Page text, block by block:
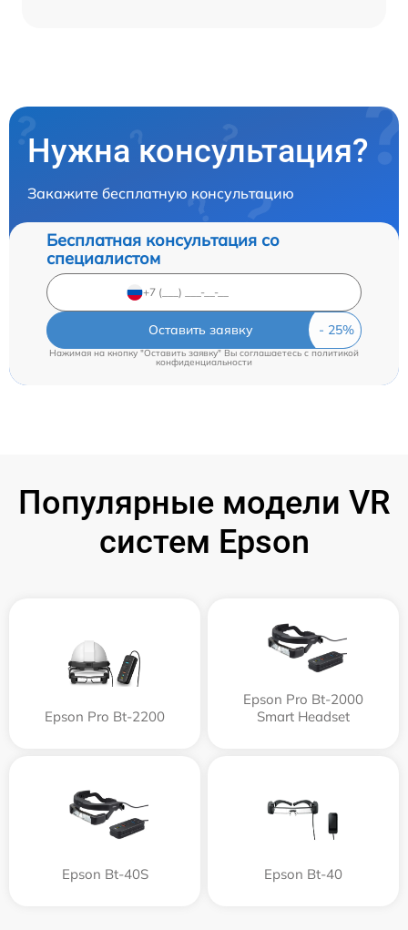
Нужна консультация?
Закажите бесплатную консультацию
Бесплатная консультация со
специалистом
Оставить заявку
Нажимая на кнопку "Оставить заявку" Вы соглашаетесь cполитикой
конфиденциальности
Популярные модели VR
систем Epson
Epson Pro Bt-2200
Epson Pro Bt-2000
Smart Headset
Epson Bt-40S Epson Bt-40